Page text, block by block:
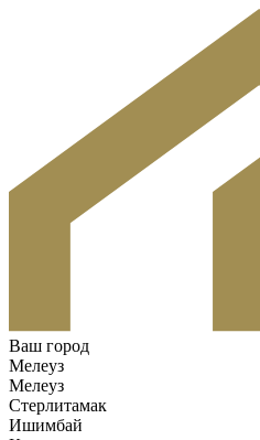
Ваш город
Мелеуз
Мелеуз
Стерлитамак
Ишимбай